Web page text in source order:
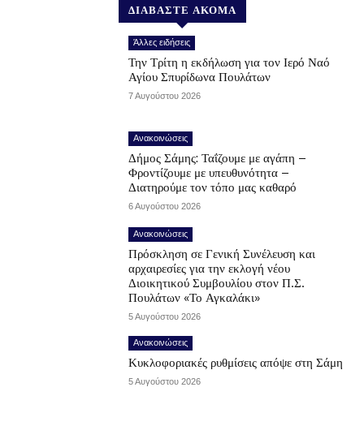
ΔΙΑΒΑΣΤΕ ΑΚΟΜΑ
Άλλες ειδήσεις
Την Τρίτη η εκδήλωση για τον Ιερό Ναό
Αγίου Σπυρίδωνα Πουλάτων
7 Αυγούστου 2026
Ανακοινώσεις
Δήμος Σάμης: Ταΐζουμε με αγάπη –
Φροντίζουμε με υπευθυνότητα –
Διατηρούμε τον τόπο μας καθαρό
6 Αυγούστου 2026
Ανακοινώσεις
Πρόσκληση σε Γενική Συνέλευση και
αρχαιρεσίες για την εκλογή νέου
Διοικητικού Συμβουλίου στον Π.Σ.
Πουλάτων «Το Αγκαλάκι»
5 Αυγούστου 2026
Ανακοινώσεις
Κυκλοφοριακές ρυθμίσεις απόψε στη Σάμη
5 Αυγούστου 2026